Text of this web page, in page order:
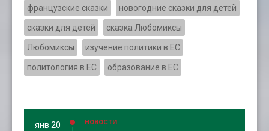
французские сказки новогодние сказки для детей
сказки для детей сказка Любомиксы
Любомиксы изучение политики в ЕС
политология в ЕС образование в ЕС
янв 20 НОВОСТИ